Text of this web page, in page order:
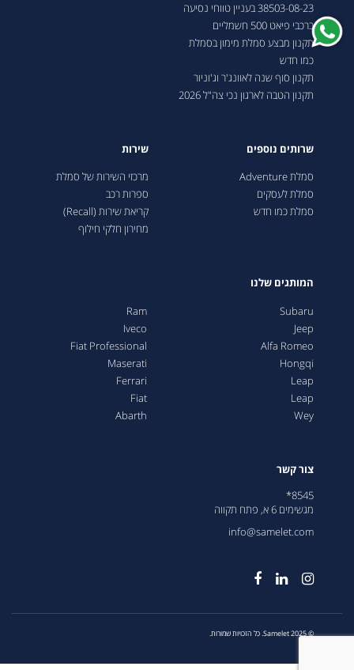
38503-08-23 בעניין טווחי נסיעה
ברכבי פיאט 500 חשמליים
תקנון מבצע סמלת מימון בסמלת
כמו חדש
תקנון סוף שנה לאוונג'ר וג'וניור
תקנון הטבה לארגון נכי צה"ל 2026
שרותים נוספים
סמלת Adventure
סמלת לעסקים
סמלת כמו חדש
שירות
מרכזי השירות של סמלת
ספרות רכב
קריאת שירות (Recall)
מחירון חלקי חילוף
המותגים שלנו
Subaru
Jeep
Alfa Romeo
Hongqi
Leap
Leap
Wey
Ram
Iveco
Fiat Professional
Maserati
Ferrari
Fiat
Abarth
צור קשר
8545*
מגשימים 6 א, פתח תקווה
info@samelet.com
© 2025 Samelet. כל הזכויות שמורות.